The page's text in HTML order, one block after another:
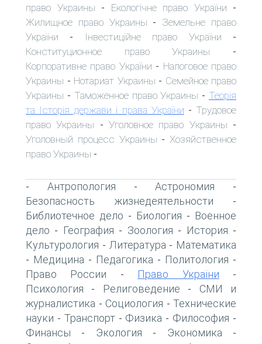
право Украины - Екологічне право України -
Жилищное право Украины - Земельне право
України - Інвестиційне право України -
Конституционное право Украины -
Корпоративне право України - Налоговое право
Украины - Нотариат Украины - Семейное право
Украины - Таможенное право Украины - Теорія
та Історія держави і права України - Трудовое
право Украины -Уголовное право Украины -
Уголовный процесс Украины - Хозяйственное
право Украины -
- Антропология -Астрономия -
Безопасность жизнедеятельности -
Библиотечное дело - Биология - Военное
дело - География - Зоология - История -
Культурология - Литература - Математика
- Медицина - Педагогика - Политология -
Право России - Право України -
Психология - Религоведение - СМИ и
журналистика - Социология - Технические
науки - Транспорт- Физика - Философия -
Финансы - Экология - Экономика -